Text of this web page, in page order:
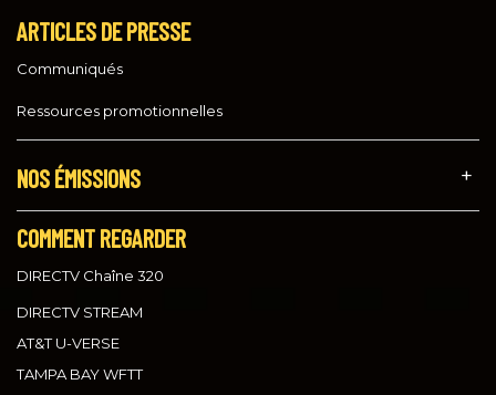
ARTICLES DE PRESSE
Communiqués
Ressources promotionnelles
NOS ÉMISSIONS
COMMENT REGARDER
DIRECTV Chaîne 320
DIRECTV STREAM
AT&T U-VERSE
TAMPA BAY WFTT